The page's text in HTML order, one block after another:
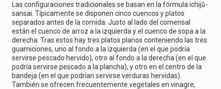
Las configuraciones tradicionales se basan en la fórmula ichijū-
sansai. Típicamente se disponen cinco cuencos y platos
separados antes de la comida. Justo al lado del comensal
están el cuenco de arroz a la izquierda y el cuenco de sopa a la
derecha. Tras estos hay tres platos planos conteniendo las tres
guarniciones, uno al fondo a la izquierda (en el que podría
servirse pescado hervido), otro al fondo a la derecha (en el que
podría servirse pescado a la plancha), y otro en el centro de la
bandeja (en el que podrían servirse verduras hervidas).
También se ofrecen frecuentemente vegetales en vinagre,